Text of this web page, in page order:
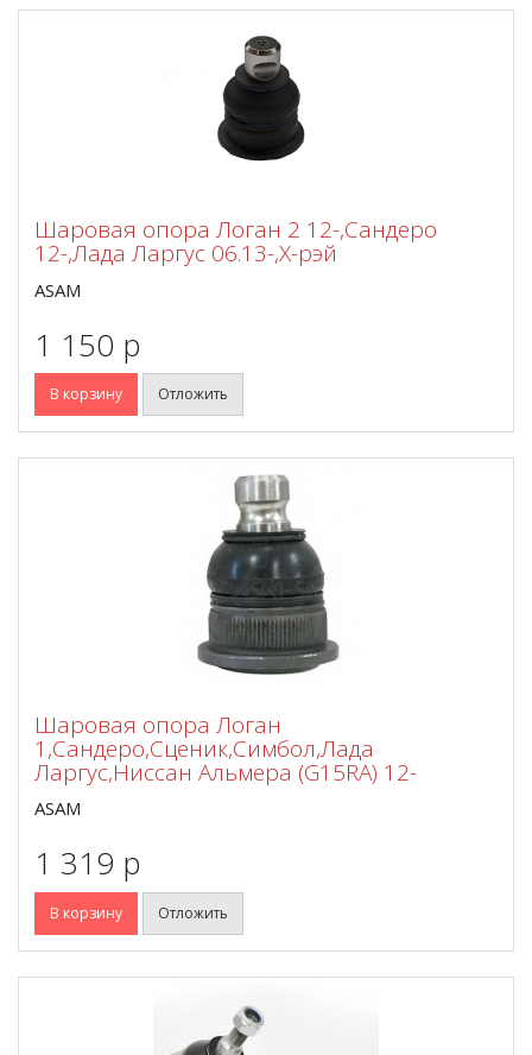
Шаровая опора Логан 2 12-,Сандеро
12-,Лада Ларгус 06.13-,Х-рэй
ASAM
1 150 p
В корзину Отложить
Шаровая опора Логан
1,Сандеро,Сценик,Симбол,Лада
Ларгус,Ниссан Альмера (G15RA) 12-
ASAM
1 319 p
В корзину Отложить